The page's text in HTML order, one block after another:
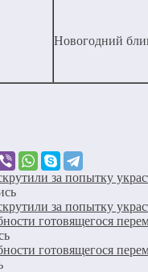
Новогодний
за попытку
за попытку
готовящегося
готовящегося